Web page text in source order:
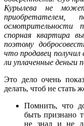
Курылева не
приобретателем,
спорная квартира
поэтому
что продавец
ли уплаченные деньги
Это дело очень
делать, чтоб не стать
Помнить, что
быть признано
не знал и не